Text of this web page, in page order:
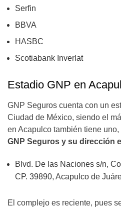
Serfin
BBVA
HASBC
Scotiabank Inverlat
Estadio GNP en
GNP Seguros cuenta con un
Ciudad de México, siendo el
en Acapulco también tiene uno,
GNP Seguros y su dirección
Blvd. De las Naciones s/n,
CP. 39890, Acapulco de
El complejo es reciente, pues